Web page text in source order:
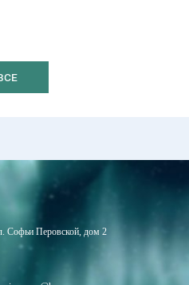
Софьи Перовской, дом 2